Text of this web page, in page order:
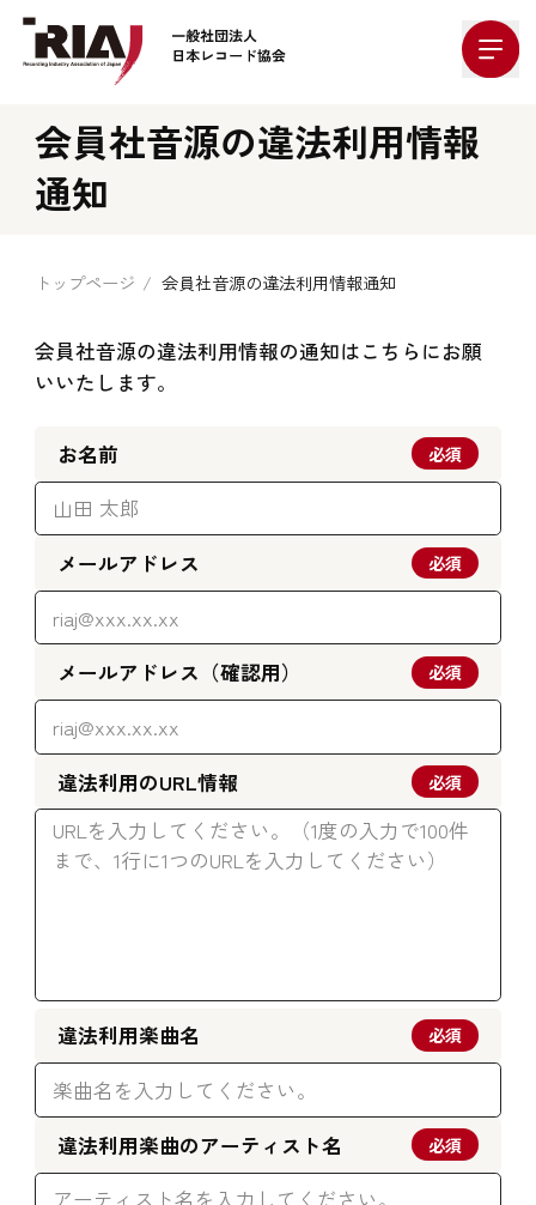
会員社音源の違法利用情報
通知
トップページ 会員社音源の違法利用情報通知
会員社音源の違法利用情報の通知はこちらにお願
いいたします。
お名前 必須
メールアドレス 必須
メールアドレス（確認用） 必須
違法利用のURL情報 必須
違法利用楽曲名 必須
違法利用楽曲のアーティスト名 必須